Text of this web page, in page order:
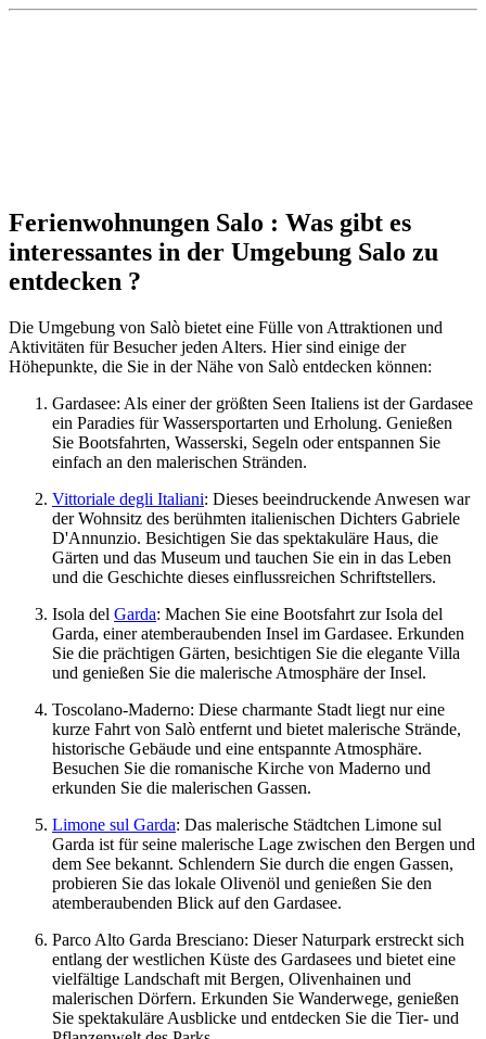
Ferienwohnungen Salo : Was gibt es
interessantes in der Umgebung Salo zu
entdecken ?
Die Umgebung von Salò bietet eine Fülle von Attraktionen und
Aktivitäten für Besucher jeden Alters. Hier sind einige der
Höhepunkte, die Sie in der Nähe von Salò entdecken können:
Gardasee: Als einer der größten Seen Italiens ist der Gardasee
ein Paradies für Wassersportarten und Erholung. Genießen
Sie Bootsfahrten, Wasserski, Segeln oder entspannen Sie
einfach an den malerischen Stränden.
Vittoriale degli Italiani: Dieses beeindruckende Anwesen war
der Wohnsitz des berühmten italienischen Dichters Gabriele
D'Annunzio. Besichtigen Sie das spektakuläre Haus, die
Gärten und das Museum und tauchen Sie ein in das Leben
und die Geschichte dieses einflussreichen Schriftstellers.
Isola del Garda: Machen Sie eine Bootsfahrt zur Isola del
Garda, einer atemberaubenden Insel im Gardasee. Erkunden
Sie die prächtigen Gärten, besichtigen Sie die elegante Villa
und genießen Sie die malerische Atmosphäre der Insel.
Toscolano-Maderno: Diese charmante Stadt liegt nur eine
kurze Fahrt von Salò entfernt und bietet malerische Strände,
historische Gebäude und eine entspannte Atmosphäre.
Besuchen Sie die romanische Kirche von Maderno und
erkunden Sie die malerischen Gassen.
Limone sul Garda: Das malerische Städtchen Limone sul
Garda ist für seine malerische Lage zwischen den Bergen und
dem See bekannt. Schlendern Sie durch die engen Gassen,
probieren Sie das lokale Olivenöl und genießen Sie den
atemberaubenden Blick auf den Gardasee.
Parco Alto Garda Bresciano: Dieser Naturpark erstreckt sich
entlang der westlichen Küste des Gardasees und bietet eine
vielfältige Landschaft mit Bergen, Olivenhainen und
malerischen Dörfern. Erkunden Sie Wanderwege, genießen
Sie spektakuläre Ausblicke und entdecken Sie die Tier- und